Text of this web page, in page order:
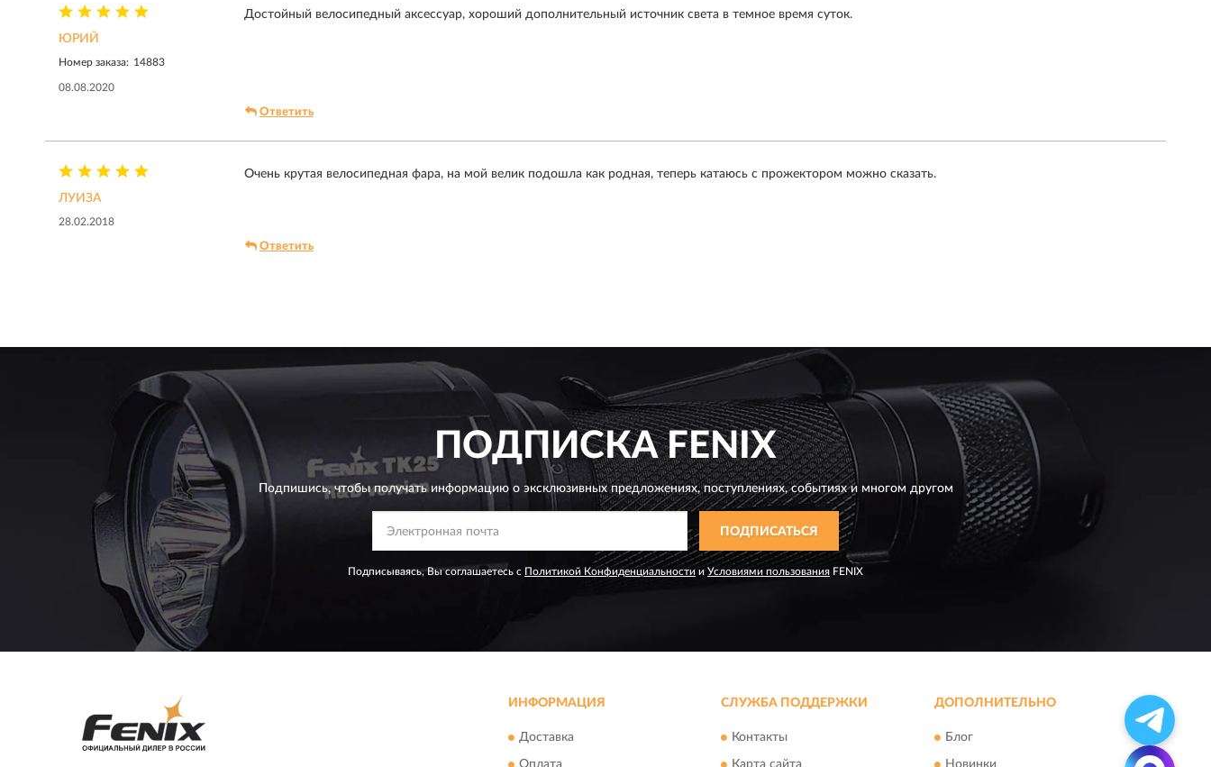
ЮРИЙ
Номер заказа: 14883
08.08.2020
Достойный велосипедный аксессуар, хороший дополнительный источник света в темное время суток.
Ответить
ЛУИЗА
28.02.2018
Очень крутая велосипедная фара, на мой велик подошла как родная, теперь катаюсь с прожектором можно сказать.
Ответить
ПОДПИСКАFENIX
Подпишись, чтобы получать информацию о эксклюзивных предложениях,поступлениях, событиях и многом другом
ПОДПИСАТЬСЯ
Подписываясь, Вы соглашаетесь с Политикой Конфиденциальности и Условиями пользования FENIX
ИНФОРМАЦИЯ
Доставка
СЛУЖБА ПОДДЕРЖКИ
Контакты
ДОПОЛНИТЕЛЬНО
Блог